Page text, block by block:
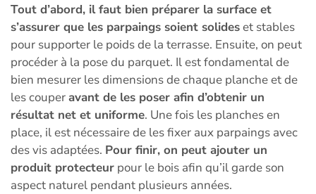
Tout d’abord, il faut bien préparer la surface et
s’assurer que les parpaings soient solideset stables
pour supporter le poids de la terrasse. Ensuite, on peut
procéder à la pose du parquet. Il est fondamental de
bien mesurer les dimensions de chaque planche et de
les couperavant de les poser afin d’obtenir un
résultat net et uniforme. Une fois les planches en
place, il est nécessaire de les fixer aux parpaings avec
des vis adaptées. Pour finir, on peut ajouter un
produit protecteur pour le bois afin qu’il garde son
aspect naturel pendant plusieurs années.